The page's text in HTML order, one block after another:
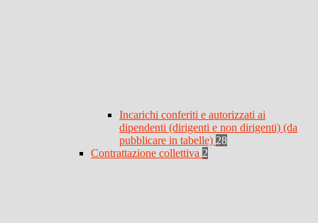
Incarichi conferiti e autorizzati ai
dipendenti (dirigenti e non dirigenti) (da
pubblicare in tabelle) 28
Contrattazione collettiva 2